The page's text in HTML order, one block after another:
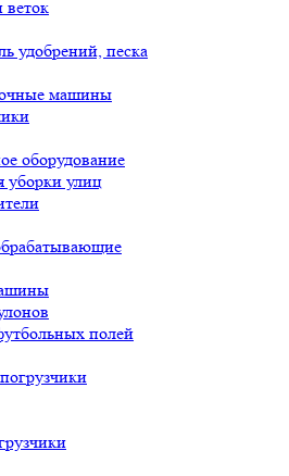
веток
удобрений, песка
машины
оборудование
уборки улиц
полей